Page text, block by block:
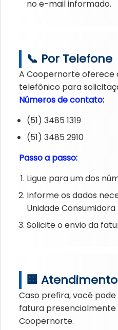
no e-mail informado.
📞 Por Telefone
A Coopernorte oferece
telefônico para
Números de contato:
(51) 3485 1319
(51) 3485 2910
Passo a passo:
Ligue para um dos
Informe os dados
Unidade
Solicite o envio da
🏢
Caso prefira, você pode
fatura presencialmente
Coopernorte.